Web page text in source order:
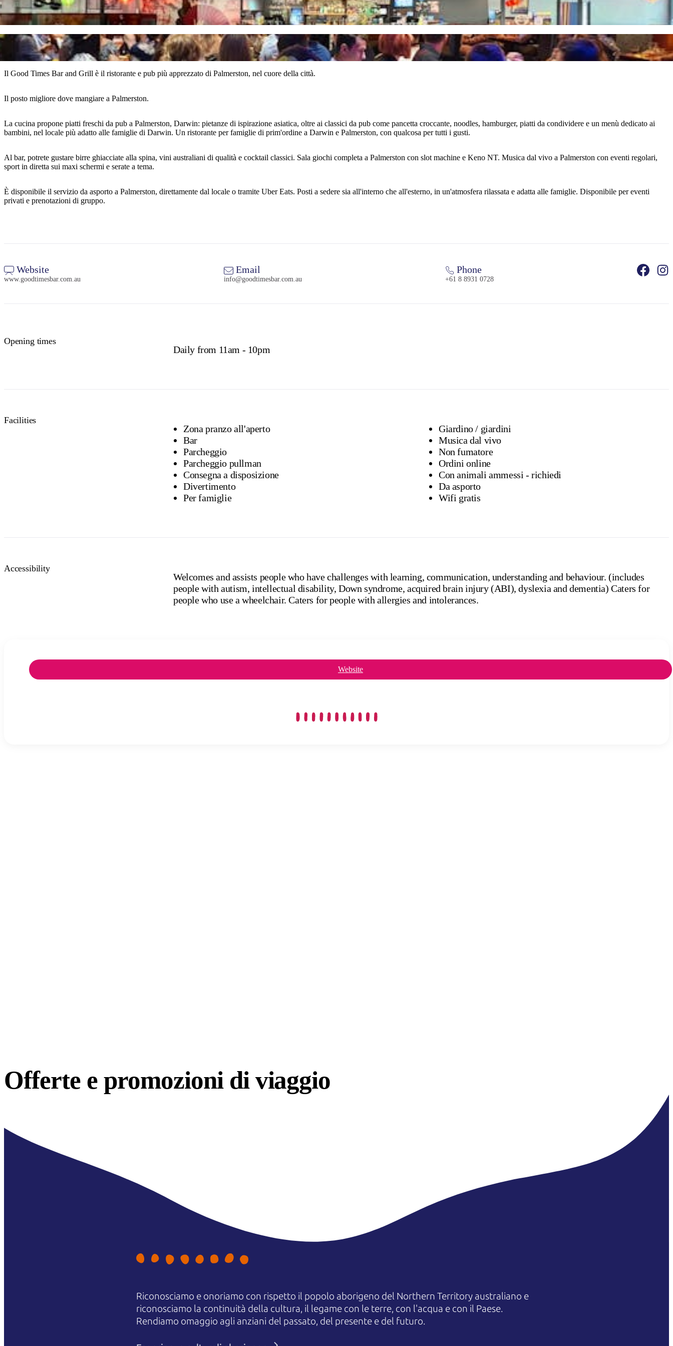
Il Good Times Bar and Grill è il ristorante e pub più apprezzato di Palmerston, nel cuore della città.
Il posto migliore dove mangiare a Palmerston.
La cucina propone piatti freschi da pub a Palmerston, Darwin: pietanze di ispirazione asiatica, oltre ai classici da pub come pancetta croccante, noodles, hamburger, piatti da condividere e un menù dedicato ai
bambini, nel locale più adatto alle famiglie di Darwin. Un ristorante per famiglie di prim'ordine a Darwin e Palmerston, con qualcosa per tutti i gusti.
Al bar, potrete gustare birre ghiacciate alla spina, vini australiani di qualità e cocktail classici. Sala giochi completa a Palmerston con slot machine e Keno NT. Musica dal vivo a Palmerston con eventi regolari,
sport in diretta sui maxi schermi e serate a tema.
È disponibile il servizio da asporto a Palmerston, direttamente dal locale o tramite Uber Eats. Posti a sedere sia all'interno che all'esterno, in un'atmosfera rilassata e adatta alle famiglie. Disponibile per eventi
privati e prenotazioni di gruppo.
Website
www.goodtimesbar.com.au
Email
info@goodtimesbar.com.au
Phone
+61 8 8931 0728
Opening times
Daily from 11am - 10pm
Facilities
Zona pranzo all'aperto
Bar
Parcheggio
Parcheggio pullman
Consegna a disposizione
Divertimento
Per famiglie
Giardino / giardini
Musica dal vivo
Non fumatore
Ordini online
Con animali ammessi - richiedi
Da asporto
Wifi gratis
Accessibility
Welcomes and assists people who have challenges with learning, communication, understanding and behaviour. (includes
people with autism, intellectual disability, Down syndrome, acquired brain injury (ABI), dyslexia and dementia) Caters for
people who use a wheelchair. Caters for people with allergies and intolerances.
Website
Offerte e promozioni di viaggio
Riconosciamo e onoriamo con rispetto il popolo aborigeno del Northern Territory australiano e
riconosciamo la continuità della cultura, il legame con le terre, con l'acqua e con il Paese.
Rendiamo omaggio agli anziani del passato, del presente e del futuro.